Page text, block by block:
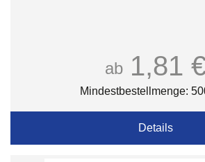
ab 1,81
Mindestbestellmenge:
Details